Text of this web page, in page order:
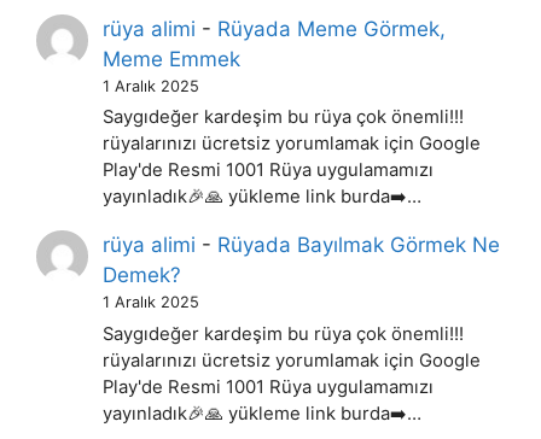
rüya alimi - Rüyada Meme Görmek,
Meme Emmek
1 Aralık 2025
Saygıdeğer kardeşim bu rüya çok önemli!!!
rüyalarınızı ücretsiz yorumlamak için Google
Play'de Resmi 1001 Rüya uygulamamızı
yayınladık🎉🙏 yükleme link burda➡️…
rüya alimi - Rüyada Bayılmak Görmek Ne
Demek?
1 Aralık 2025
Saygıdeğer kardeşim bu rüya çok önemli!!!
rüyalarınızı ücretsiz yorumlamak için Google
Play'de Resmi 1001 Rüya uygulamamızı
yayınladık🎉🙏 yükleme link burda➡️…